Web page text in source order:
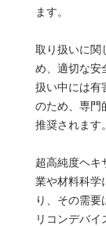
ます。
取り扱いに関
め、適切な安
扱い中には有
のため、専門
推奨されます。
超高純度ヘキ
業や材料科学
り、その需
リコンデバ